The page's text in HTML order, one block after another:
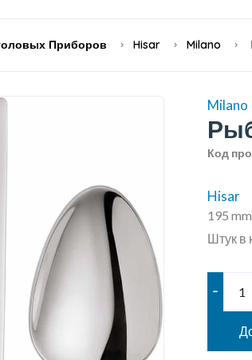
Приборов Hisar Milano
Milano
Код
Hisar
195 mm
Штук в
–